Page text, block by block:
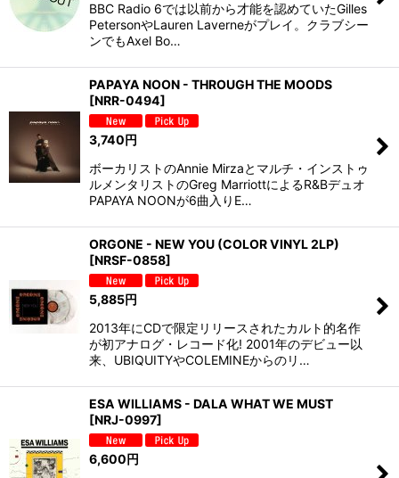
BBC Radio 6では以前から才能を認めていたGilles
PetersonやLauren Laverneがプレイ。クラブシー
ンでもAxel Bo…
PAPAYA NOON - THROUGH THE MOODS
[NRR-0494]
3,740円
ボーカリストのAnnie Mirzaとマルチ・インストゥ
ルメンタリストのGreg MarriottによるR&Bデュオ
PAPAYA NOONが6曲入りE…
ORGONE - NEW YOU (COLOR VINYL 2LP)
[NRSF-0858]
5,885円
2013年にCDで限定リリースされたカルト的名作
が初アナログ・レコード化! 2001年のデビュー以
来、UBIQUITYやCOLEMINEからのリ…
ESA WILLIAMS - DALA WHAT WE MUST
[NRJ-0997]
6,600円